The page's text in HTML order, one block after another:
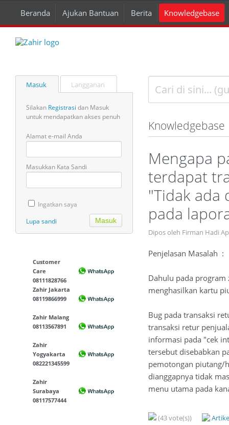
Beranda Ajukan Bantuan Berita Knowledgebase
Masuk Langganan
Silakan Registrasi dan Masuk
untuk mendapatkan akses penuh
Alamat e-mail Anda
Masukkan Kata Sandi
Ingatkan saya
Lupa sandi
Customer
Care
08111828766
Zahir Jakarta
08119866999
Zahir Malang
08113567891
Zahir
Yogyakarta
082221345599
Zahir
Surabaya
08117577444
Knowledgebase
Mengapa
terdapat
"Tidak ada
pada
Dipos oleh Firman Hadi
Penjelasan Masalah :
Dahulu pada
menghasilkan kartu
Bug pada transaksi
transaksi retur
informasi pada "cek
tersebut disebabkan
pemotongan piutang/
dianggapnya tidak
menu utama pada
(43 vote(s))